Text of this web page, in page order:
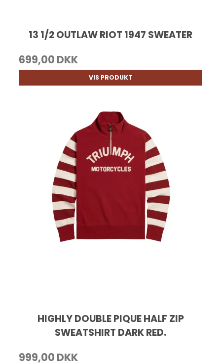
13 1/2 OUTLAW RIOT 1947 SWEATER
699,00 DKK
VIS PRODUKT
HIGHLY DOUBLE PIQUE HALF ZIP
SWEATSHIRT DARK RED.
999,00 DKK